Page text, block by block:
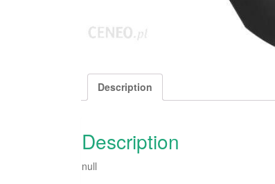
Description
Description
null